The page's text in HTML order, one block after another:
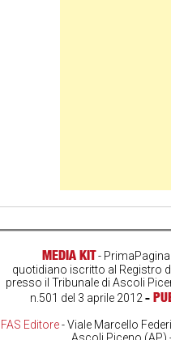
MEDIA KIT-
quotidiano iscritto al Registro
presso il Tribunale di Ascoli
n.501 del 3 aprile 2012-
FAS Editore- Viale Marcello